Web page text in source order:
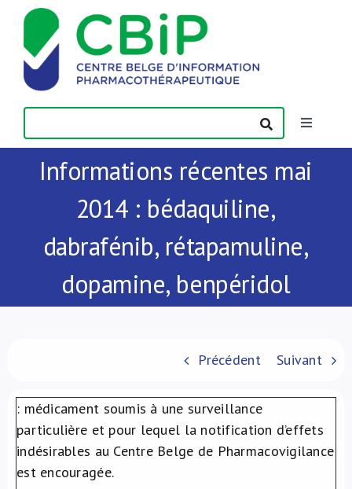
Passer
contenu
Toggle
Actualités
Publications
NL
Informations récentes mai
2014 : bédaquiline,
dabrafénib, rétapamuline,
dopamine, benpéridol
Précédent Suivant
: médicament soumis à une surveillance
particulière et pour lequel la notification d’effets
indésirables au Centre Belge de Pharmacovigilance
est encouragée.